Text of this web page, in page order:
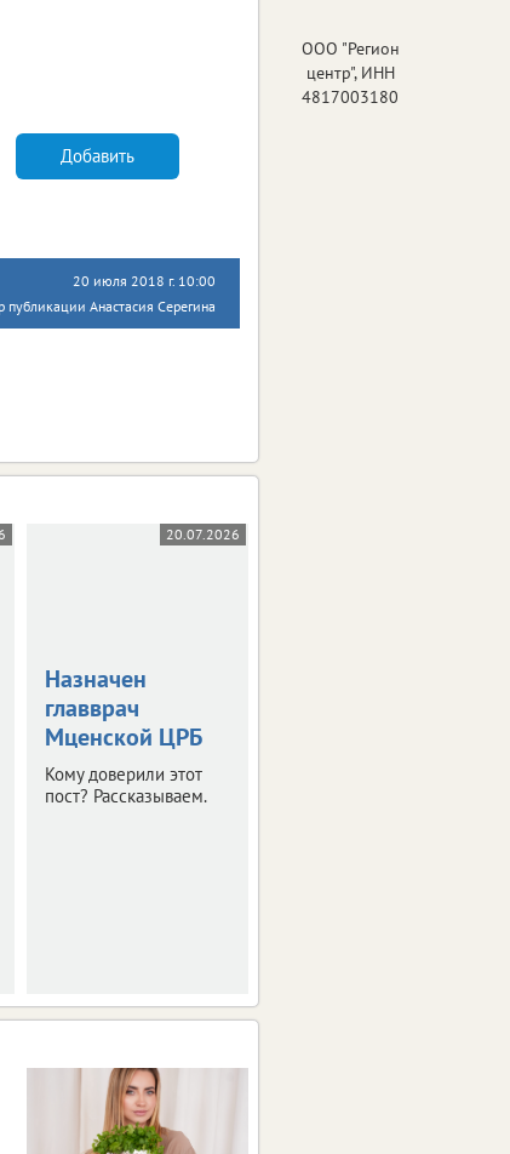
Добавить
20 июля 2018 г. 10:00
публикации Анастасия Серегина
20.07.2026
Назначен
главврач
Мценской ЦРБ
Кому доверили этот
пост? Рассказываем.
ООО "Регион
центр", ИНН
4817003180